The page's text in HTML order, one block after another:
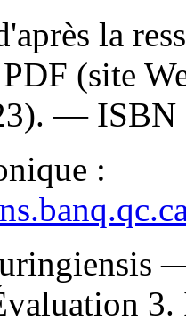
la
(site
— ISBN
:
3.